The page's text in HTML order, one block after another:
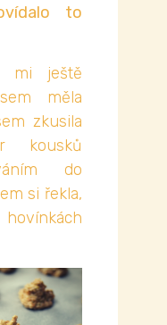
to
mi ještě
měla
zkusila
kousků
do
si řekla,